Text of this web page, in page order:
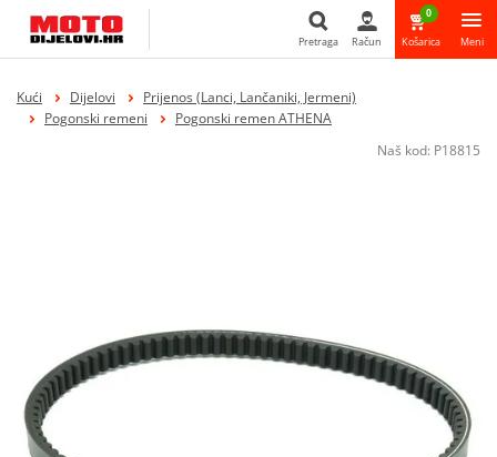
Pretraga Račun
0
Košarica Meni
Kući Dijelovi
Prijenos (Lanci, Lančaniki, Jermeni)
Pogonski remeni
Pogonski remen ATHENA
Naš kod: P18815